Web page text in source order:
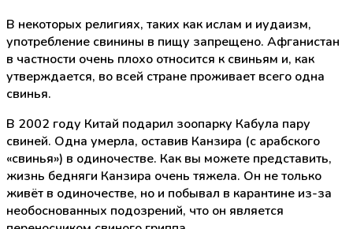
В некоторых религиях, таких как ислам и иудаизм,
употребление свинины в пищу запрещено. Афганистан
в частности очень плохо относится к свиньям и, как
утверждается, во всей стране проживает всего одна
свинья.
В 2002 году Китай подарил зоопарку Кабула пару
свиней. Одна умерла, оставив Канзира (с арабского
«свинья») в одиночестве. Как вы можете представить,
жизнь бедняги Канзира очень тяжела. Он не только
живёт в одиночестве, но и побывал в карантине из-за
необоснованных подозрений, что он является